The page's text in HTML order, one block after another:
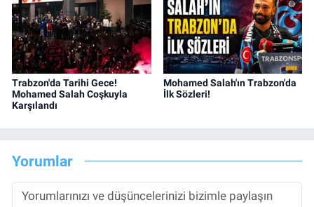
Trabzon'da Tarihi Gece!
Mohamed Salah Coşkuyla
Karşılandı
Mohamed Salah'ın Trabzon'da
İlk Sözleri!
Yorumlar